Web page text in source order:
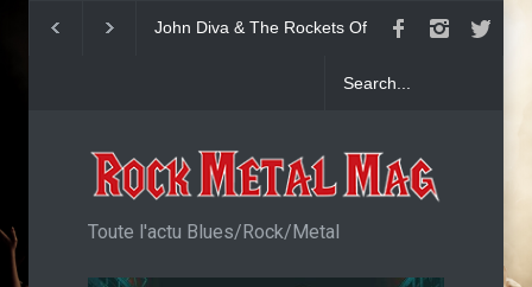
John Diva & The Rockets Of
Yngwie
Now Or Never
Toute l'actu Blues/Rock/Metal